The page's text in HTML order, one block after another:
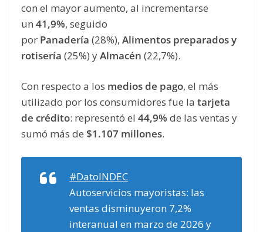
con el mayor aumento, al incrementarse
un 41,9%, seguido
por Panadería (28%), Alimentos preparados y
rotisería (25%) yAlmacén (22,7%).
Con respecto a los medios de pago, el más
utilizado por los consumidores fue la tarjeta
de crédito: representó el 44,9% de las ventas y
sumó más de $1.107 millones.
#DatoINDEC
Autoservicios mayoristas: las
ventas disminuyeron 7,2%
interanual en marzo de 2026 y